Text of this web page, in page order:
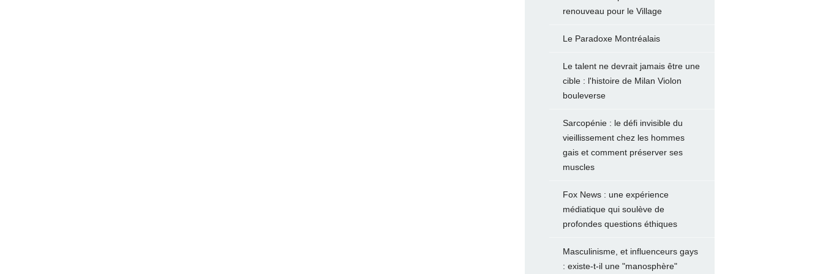
renouveau pour le Village
Le Paradoxe Montréalais
Le talent ne devrait jamais être une
cible : l'histoire de Milan Violon
bouleverse
Sarcopénie : le défi invisible du
vieillissement chez les hommes
gais et comment préserver ses
muscles
Fox News : une expérience
médiatique qui soulève de
profondes questions éthiques
Masculinisme, et influenceurs gays
: existe-t-il une "manosphère"